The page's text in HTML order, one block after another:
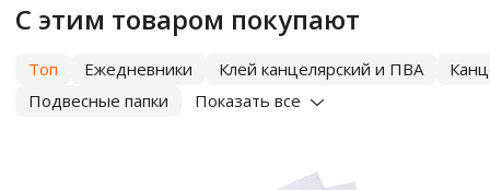
С этим товаром покупают
Топ Ежедневники Клей канцелярский и ПВА
Подвесные папки
Показать все